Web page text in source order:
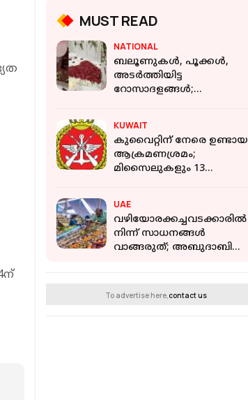
MUST READ
NATIONAL
ബലൂണുകൾ, പൂക്കൾ,
അടർത്തിയിട്ട
റോസാദളങ്ങൾ;
റെയിവേയോട് സോഷ്യൽ
മീഡിയ
KUWAIT
കുവൈറ്റിന് നേരെ ഉണ്ടായ
ആക്രമണശ്രമം;
മിസൈലുകളും 13
പ്രതിരോധ മന്ത്രാലയം
UAE
വഴിയോരക്കച്ചവടക്കാരിൽ
നിന്ന് സാധനങ്ങൾ
വാങ്ങരുത്; അബുദാബി
To advertise here, contact us